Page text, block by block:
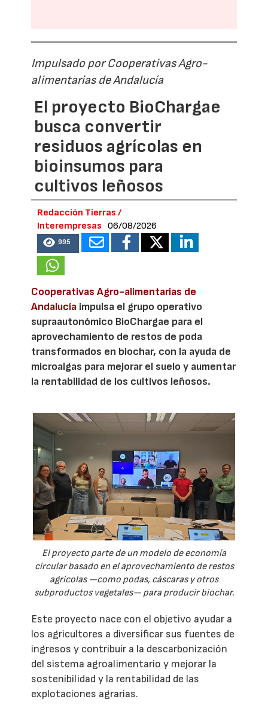
Impulsado por Cooperativas Agro-
alimentarias de Andalucía
El proyecto BioChargae
busca convertir
residuos agrícolas en
bioinsumos para
cultivos leñosos
Redacción Tierras /
Interempresas
06/08/2026
995
Cooperativas Agro-alimentarias de
Andalucía impulsa el grupo operativo
supraautonómico BioChargae para el
aprovechamiento de restos de poda
transformados en biochar, con la ayuda de
microalgas para mejorar el suelo y aumentar
la rentabilidad de los cultivos leñosos.
El proyecto parte de un modelo de economía
circular basado en el aprovechamiento de restos
agrícolas —como podas, cáscaras y otros
subproductos vegetales— para producir biochar.
Este proyecto nace con el objetivo ayudar a
los agricultores a diversificar sus fuentes de
ingresos y contribuir a la descarbonización
del sistema agroalimentario y mejorar la
sostenibilidad y la rentabilidad de las
explotaciones agrarias.